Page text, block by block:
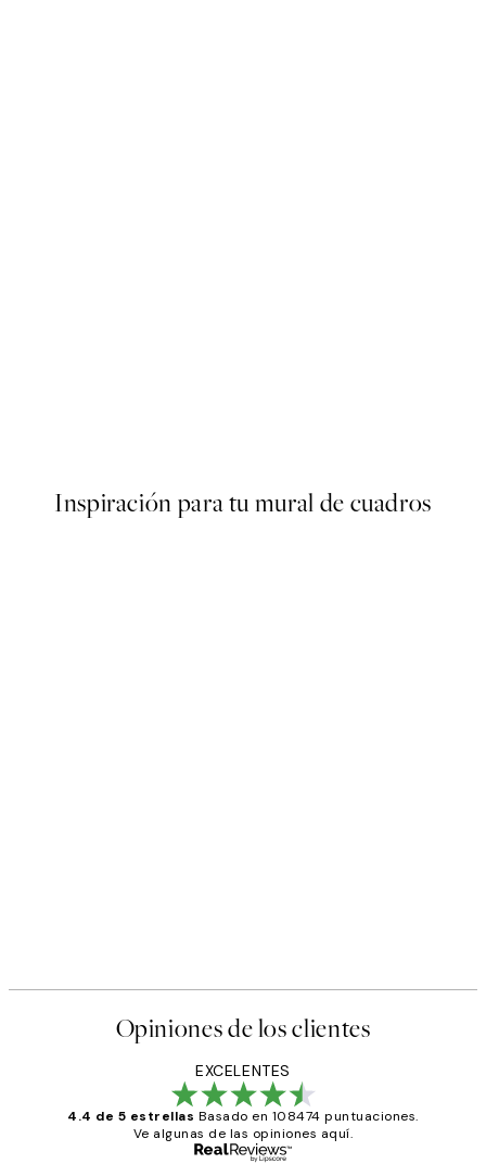
Inspiración para tu mural de cuadros
Opiniones de los clientes
EXCELENTES
4.4 de 5 estrellas Basado en 108474 puntuaciones.
Ve algunas de las opiniones aquí.